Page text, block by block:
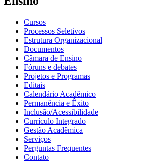
Cursos
Processos Seletivos
Estrutura Organizacional
Documentos
Câmara de Ensino
Fóruns e debates
Projetos e Programas
Editais
Calendário Acadêmico
Permanência e Êxito
Inclusão/Acessibilidade
Currículo Integrado
Gestão Acadêmica
Serviços
Perguntas Frequentes
Contato